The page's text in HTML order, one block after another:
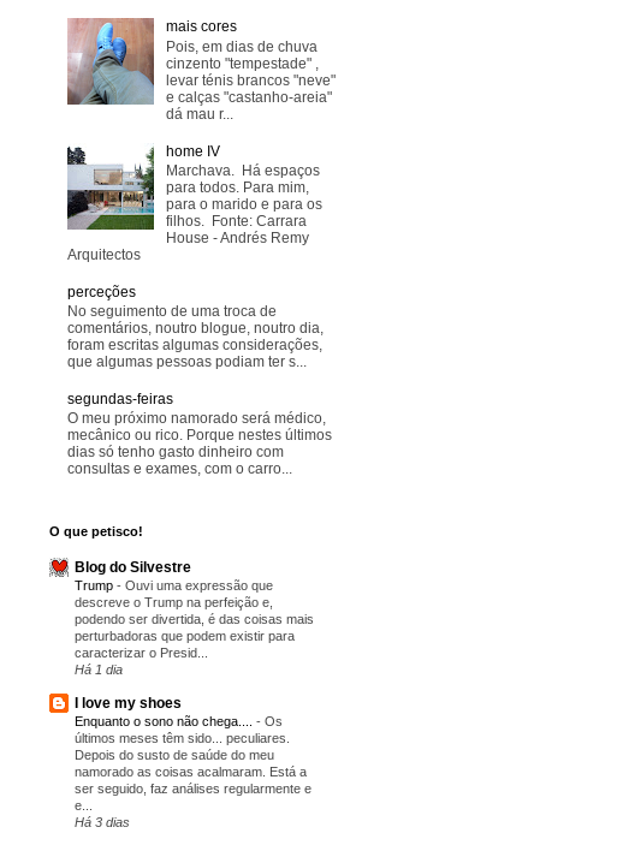
mais cores
Pois, em dias de chuva
cinzento "tempestade" ,
levar ténis brancos "neve"
e calças "castanho-areia"
dá mau r...
home IV
Marchava. Há espaços
para todos. Para mim,
para o marido e para os
filhos. Fonte: Carrara
House - Andrés Remy
Arquitectos
perceções
No seguimento de uma troca de
comentários, noutro blogue, noutro dia,
foram escritas algumas considerações,
que algumas pessoas podiam ter s...
segundas-feiras
O meu próximo namorado será médico,
mecânico ou rico. Porque nestes últimos
dias só tenho gasto dinheiro com
consultas e exames, com o carro...
O que petisco!
Blog do Silvestre
Trump - Ouvi uma expressão que
descreve o Trump na perfeição e,
podendo ser divertida, é das coisas mais
perturbadoras que podem existir para
caracterizar o Presid...
Há 1 dia
I love my shoes
Enquanto o sono não chega.... - Os
últimos meses têm sido... peculiares.
Depois do susto de saúde do meu
namorado as coisas acalmaram. Está a
ser seguido, faz análises regularmente e
e...
Há 3 dias